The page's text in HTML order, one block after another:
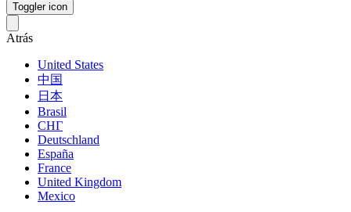
Toggler icon
Atrás
United States
中国
日本
Brasil
СНГ
Deutschland
España
France
United Kingdom
Mexico